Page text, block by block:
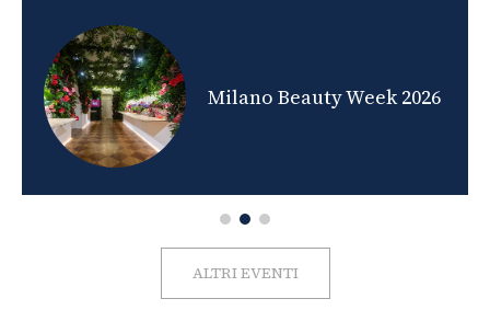
Milano Beauty Week 2026
ALTRI EVENTI